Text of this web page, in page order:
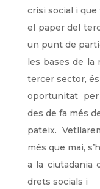
crisi social i
el paper del
un punt de
les bases de la
tercer sector,
oportunitat
des de fa més
pateix.
més que mai,
a la ciutadania
drets socials i